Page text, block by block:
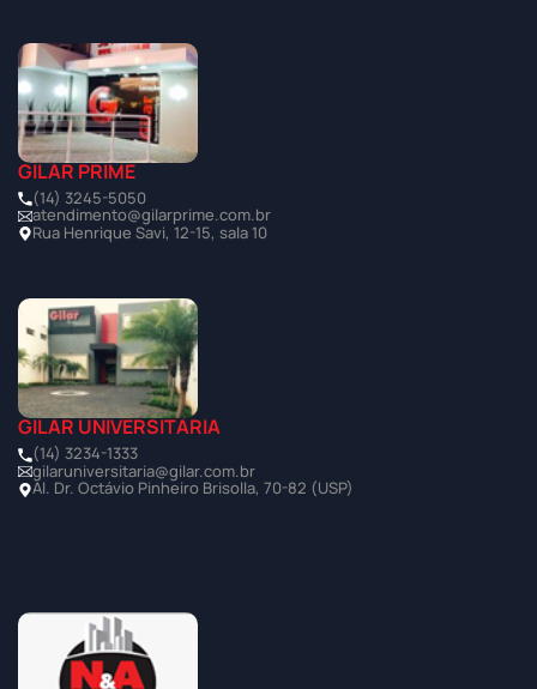
GILAR PRIME
(14) 3245-5050
atendimento@gilarprime.com.br
Rua Henrique Savi, 12-15, sala 10
GILAR UNIVERSITÁRIA
(14) 3234-1333
gilaruniversitaria@gilar.com.br
Al. Dr. Octávio Pinheiro Brisolla, 70-82 (USP)